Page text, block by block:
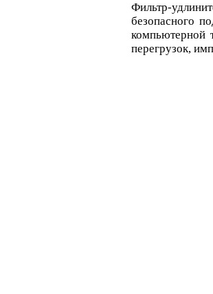
Фильтр-
безопасного
компьютерной
перегрузок,